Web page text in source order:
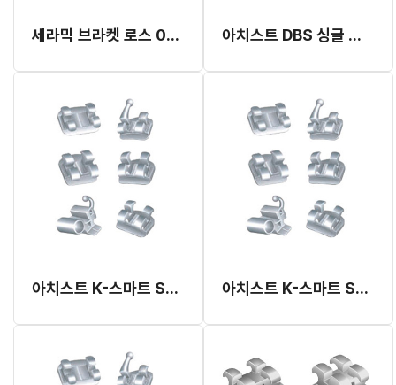
세라믹 브라켓 로스 022 (3EA) (대승) 아치스트 DBS 싱글 튜브 (K-스마트, 로스)
아치스트 K-스마트 SWA 브라켓 018 아치스트 K-스마트 SWA 브라켓 022